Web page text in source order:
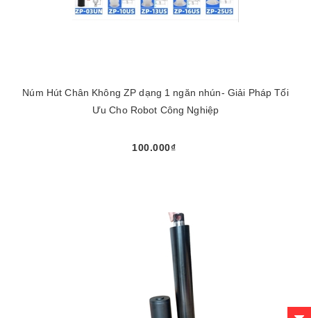
Núm Hút Chân Không ZP dạng 1 ngăn nhún- Giải Pháp Tối
Ưu Cho Robot Công Nghiệp
100.000₫